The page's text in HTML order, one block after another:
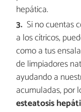
hepática.
Si no cuentas
a los cítricos,
como a tus
de limpiadores
ayudando a
acumuladas, por
esteatosis